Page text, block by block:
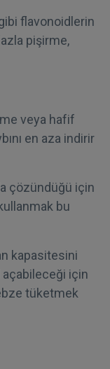
flavonoidlerin
pişirme,
veya hafif
en aza indirir
çözündüğü için
bu
kapasitesini
açabileceği için
tüketmek